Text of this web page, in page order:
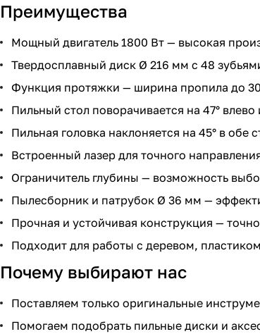
Преимущества
Мощный двигатель 1800 Вт — высокая
Твердосплавный диск Ø 216 мм с 48
Функция протяжки — ширина пропила до
Пильный стол поворачивается на 47°
Пильная головка наклоняется на 45° в обе
Встроенный лазер для точного
Ограничитель глубины — возможность
Пылесборник и патрубок Ø 36 мм —
Прочная и устойчивая конструкция —
Подходит для работы с деревом,
Почему выбирают нас
Поставляем только оригинальные
Помогаем подобрать пильные диски и